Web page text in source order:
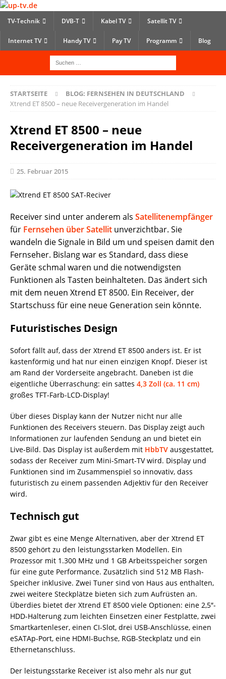
TV-Technik DVB-T Kabel TV Satellit TV
Internet TV Handy TV Pay TV Programm Blog
STARTSEITE
BLOG: FERNSEHEN IN DEUTSCHLAND
Xtrend ET 8500 – neue Receivergeneration im Handel
Xtrend ET 8500 – neue
Receivergeneration im Handel
25. Februar 2015
Receiver sind unter anderem als Satellitenempfänger
für Fernsehen über Satellit unverzichtbar. Sie
wandeln die Signale in Bild um und speisen damit den
Fernseher. Bislang war es Standard, dass diese
Geräte schmal waren und die notwendigsten
Funktionen als Tasten beinhalteten. Das ändert sich
mit dem neuen Xtrend ET 8500. Ein Receiver, der
Startschuss für eine neue Generation sein könnte.
Futuristisches Design
Sofort fällt auf, dass der Xtrend ET 8500 anders ist. Er ist
kastenförmig und hat nur einen einzigen Knopf. Dieser ist
am Rand der Vorderseite angebracht. Daneben ist die
eigentliche Überraschung: ein sattes 4,3 Zoll (ca. 11 cm)
großes TFT-Farb-LCD-Display!
Über dieses Display kann der Nutzer nicht nur alle
Funktionen des Receivers steuern. Das Display zeigt auch
Informationen zur laufenden Sendung an und bietet ein
Live-Bild. Das Display ist außerdem mit HbbTV ausgestattet,
sodass der Receiver zum Mini-Smart-TV wird. Display und
Funktionen sind im Zusammenspiel so innovativ, dass
futuristisch zu einem passenden Adjektiv für den Receiver
wird.
Technisch gut
Zwar gibt es eine Menge Alternativen, aber der Xtrend ET
8500 gehört zu den leistungsstarken Modellen. Ein
Prozessor mit 1.300 MHz und 1 GB Arbeitsspeicher sorgen
für eine gute Performance. Zusätzlich sind 512 MB Flash-
Speicher inklusive. Zwei Tuner sind von Haus aus enthalten,
zwei weitere Steckplätze bieten sich zum Aufrüsten an.
Überdies bietet der Xtrend ET 8500 viele Optionen: eine 2,5″-
HDD-Halterung zum leichten Einsetzen einer Festplatte, zwei
Smartkartenleser, einen CI-Slot, drei USB-Anschlüsse, einen
eSATAp-Port, eine HDMI-Buchse, RGB-Steckplatz und ein
Ethernetanschluss.
Der leistungsstarke Receiver ist also mehr als nur gut